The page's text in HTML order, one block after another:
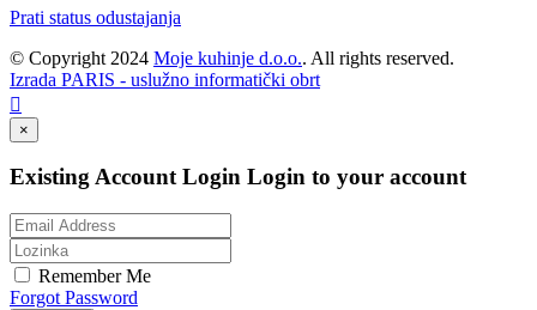
Prati status odustajanja
© Copyright 2024 Moje kuhinje d.o.o.. All rights reserved.
Izrada PARIS - uslužno informatički obrt

×
Existing Account Login Login to your account
Remember Me
Forgot Password